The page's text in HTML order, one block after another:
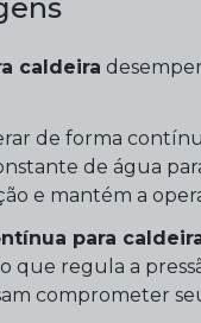
caldeira
de forma
de água
e mantém a
para
que regula a
comprometer